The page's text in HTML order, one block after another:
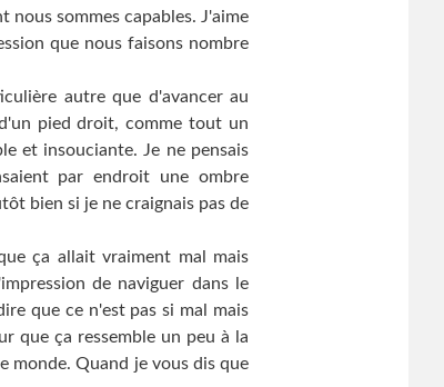
sommes capables. J'aime
que nous faisons nombre
autre que d'avancer au
pied droit, comme tout un
et insouciante. Je ne pensais
par endroit une ombre
bien si je ne craignais pas de
ça allait vraiment mal mais
de naviguer dans le
que ce n'est pas si mal mais
que ça ressemble un peu à la
monde. Quand je vous dis que